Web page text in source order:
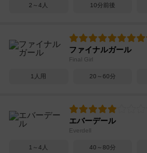
2～4人 10分前後
ファイナルガール
Final Girl
1人用 20～60分
エバーデール
Everdell
1～4人 40～80分